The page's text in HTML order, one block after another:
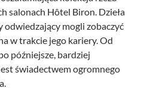
salonach Hôtel Biron. Dzieła
odwiedzający mogli zobaczyć
w trakcie jego kariery. Od
późniejsze, bardziej
świadectwem ogromnego